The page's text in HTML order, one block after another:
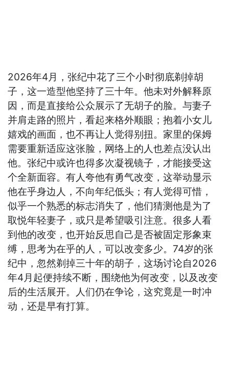
2026年4月，张纪中花了三个小时彻底剃掉胡
子，这一造型他坚持了三十年。他未对外解释原
因，而是直接给公众展示了无胡子的脸。与妻子
并肩走路的照片，看起来格外顺眼；抱着小女儿
嬉戏的画面，也不再让人觉得别扭。家里的保姆
需要重新适应这张脸，网络上的人也差点没认出
他。张纪中或许也得多次凝视镜子，才能接受这
个全新面容。有人夸他有勇气改变，这举动显示
他在乎身边人，不向年纪低头；有人觉得可惜，
似乎一个熟悉的标志消失了，他们猜测他是为了
取悦年轻妻子，或只是希望吸引注意。很多人看
到他的改变，也开始反思自己是否被固定形象束
缚，思考为在乎的人，可以改变多少。74岁的张
纪中，忽然剃掉三十年的胡子，这场讨论自2026
年4月起便持续不断，围绕他为何改变，以及改变
后的生活展开。人们仍在争论，这究竟是一时冲
动，还是早有打算。